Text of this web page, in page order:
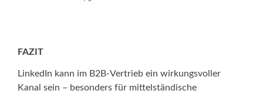
FAZIT
LinkedIn kann im B2B-Vertrieb ein wirkungsvoller
Kanal sein – besonders für mittelständische